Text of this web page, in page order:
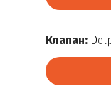
Клапан: D